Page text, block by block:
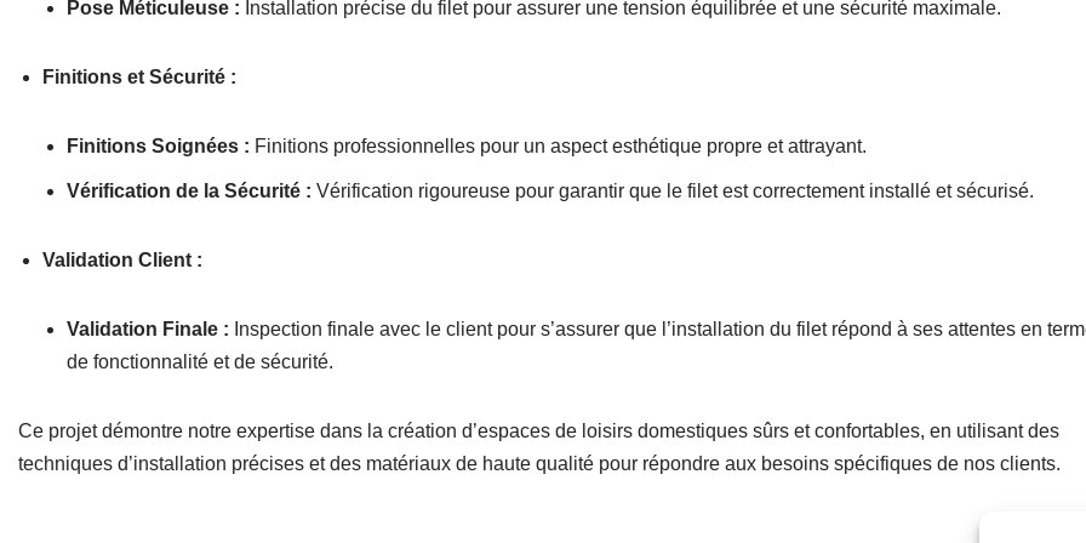
Pose Méticuleuse : Installation précise du filet pour assurer une tension équilibrée et une sécurité maximale.
Finitions et Sécurité :
Finitions Soignées : Finitions professionnelles pour un aspect esthétique propre et attrayant.
Vérification de la Sécurité : Vérification rigoureuse pour garantir que le filet est correctement installé et sécurisé.
Validation Client :
Validation Finale : Inspection finale avec le client pour s’assurer que l’installation du filet répond à ses attentes en
de fonctionnalité et de sécurité.
Ce projet démontre notre expertise dans la création d’espaces de loisirs domestiques sûrs et confortables, en utilisant des
techniques d’installation précises et des matériaux de haute qualité pour répondre aux besoins spécifiques de nos clients.